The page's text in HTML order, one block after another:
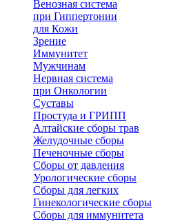
Венозная система
при Гиппертонии
для Кожи
Зрение
Иммунитет
Мужчинам
Нервная система
при Онкологии
Суставы
Простуда и ГРИПП
Алтайские сборы трав
Желудочные сборы
Печеночные сборы
Сборы от давления
Урологические сборы
Сборы для легких
Гинекологические сборы
Сборы для иммунитета